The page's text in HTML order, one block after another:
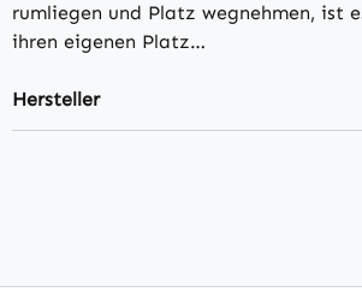
rumliegen und Platz wegnehmen, ist
ihren eigenen Platz…
Hersteller